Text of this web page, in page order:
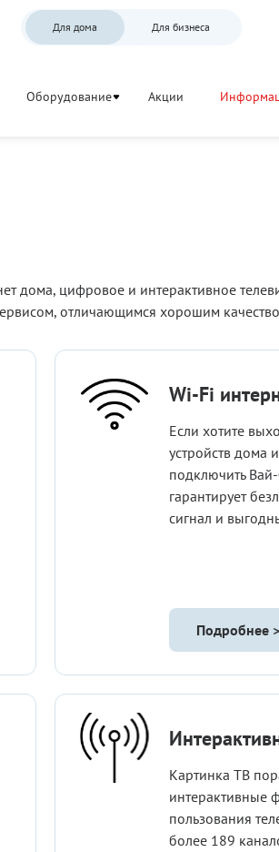
Для дома Для бизнеса
Оборудование Акции
дома, цифровое и интерактивное
отличающимся хорошим
Wi-Fi
Если хотите
устройств дома
подключить
гарантирует
сигнал и
Подробнее >
Картинка ТВ
интерактивные
пользования
более 189